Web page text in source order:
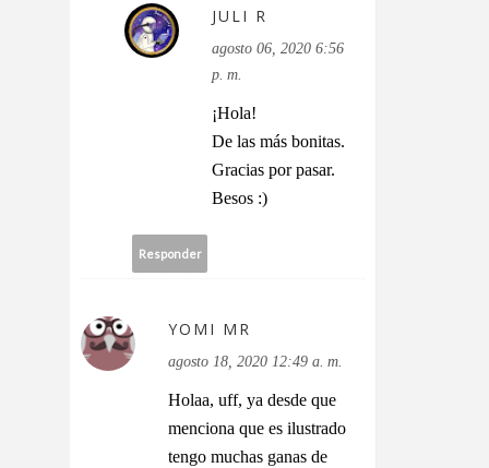
JULI R
agosto 06, 2020 6:56
p. m.
¡Hola!
De las más bonitas.
Gracias por pasar.
Besos :)
Responder
YOMI MR
agosto 18, 2020 12:49 a. m.
Holaa, uff, ya desde que
menciona que es ilustrado
tengo muchas ganas de